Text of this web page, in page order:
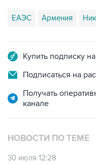
ЕАЭС Армения
Купить подписку
Подписаться на
Получать
канале
НОВОСТИ ПО ТЕМЕ
30 июля 12:28